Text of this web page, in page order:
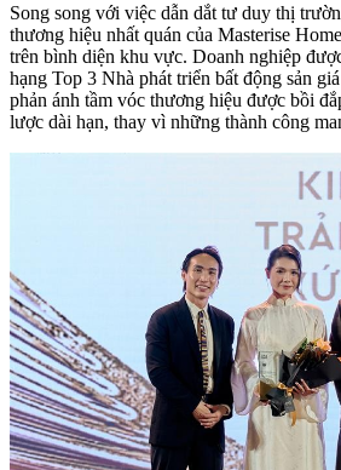
Song song với việc dẫn dắt tư duy thị
thương hiệu nhất quán của Masterise
trên bình diện khu vực. Doanh nghiệp
hạng Top 3 Nhà phát triển bất động sản
phản ánh tầm vóc thương hiệu được bồi
lược dài hạn, thay vì những thành công